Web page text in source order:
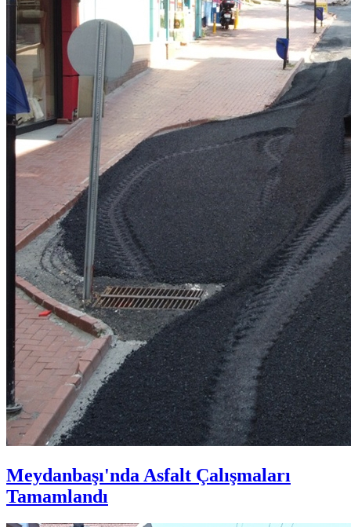
Meydanbaşı'nda Asfalt Çalışmaları
Tamamlandı